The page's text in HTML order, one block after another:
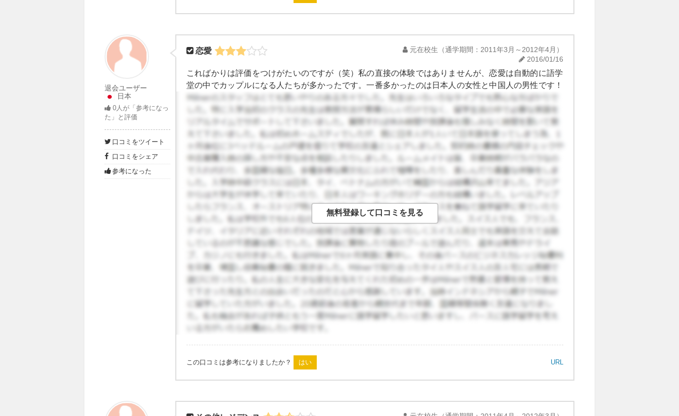
退会ユーザー
日本
0人が「参考になっ
た」と評価
口コミをツイート
口コミをシェア
参考になった
恋愛 元在校生 （通学期間：2011年3月～2012年4月）
2016/01/16
こればかりは評価をつけがたいのですが（笑）私の直接の体験ではありませんが、恋愛は自動的に語学
堂の中でカップルになる人たちが多かったです。一番多かったのは日本人の女性と中国人の男性です！
留学にきた中国人の男性が、日本人の優しくて女性らしい所に惹かれるようです。中国人の女性はかな
り気が強くてお姫様でなくてはいけないらしく、それが気に入らない中国人は日本人を好きになりま
た、日本人の女性も中国人の男性がとっても優しいのでカップルが成立しやすいんだと思います。中国
人の子達もそれなりにお金持ちの人が多いので羨ましかったです（笑）あとは中国人同士のカップルが
多かったです。 次に、トウミ制度を利用した女の子が韓国人学生と付き合うようになり結婚したカップ
ルも居ます。正に運命だなぁと思います。 ハスクで出会ったり、高麗大学内で出会ったり、バイトで出
会ったり。。人それぞれですが、クラスの女の子で韓国人学生と付き合って三か月もしないのに妊娠し
ていました。韓国にきて3ヶ月で子供ができて帰国、結婚したかどうかは分かりませんが、何のために留
学をしに来ているのか私には理解不能でした。恋愛は自由だとは思いますがあまり良くない話も聞きま
す。韓国人男性は優しく見えてしまうこともありますが、自分の身は自分で守って下さい。
この口コミは参考になりましたか？ URL